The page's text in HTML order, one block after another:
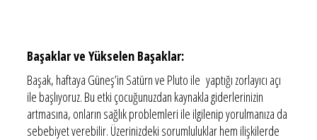
Başaklar ve Yükselen Başaklar:
Başak, haftaya Güneş’in Satürn ve Pluto ile yaptığı zorlayıcı açı
ile başlıyoruz. Bu etki çocuğunuzdan kaynakla giderlerinizin
artmasına, onların sağlık problemleri ile ilgilenip yorulmanıza da
sebebiyet verebilir. Üzerinizdeki sorumluluklar hem ilişkilerde